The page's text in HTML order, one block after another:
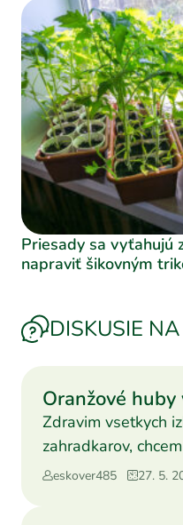
Priesady sa vyťahujú
napraviť šikovným
DISKUSIE
Oranžové
Zdravim vsetkych
zahradkarov,
vas stretol s p
eskover485 27. 5.